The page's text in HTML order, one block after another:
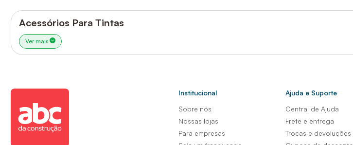
Acessórios Para Tintas
Ver mais
Institucional
Sobre nós
Nossas lojas
Para empresas
Ajuda e Suporte
Central de Ajuda
Frete e entrega
Trocas e devoluções